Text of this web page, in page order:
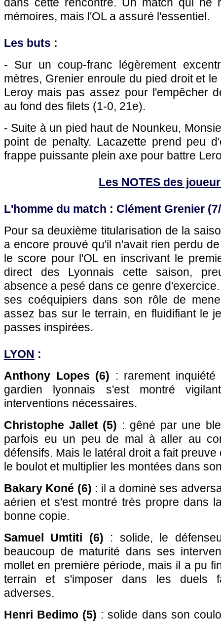
mémoires, mais l'OL a assuré l'essentiel.
Les buts :
- Sur un coup-franc légèrement
mètres, Grenier enroule du pied droit et
Leroy mais pas assez pour l'empêcher
au fond des filets (1-0, 21e).
- Suite à un pied haut de Nounkeu,
point de penalty. Lacazette prend peu
frappe puissante plein axe pour battre
Les NOTES des
L'homme du match : Clément Grenier
Pour sa deuxième titularisation de la
a encore prouvé qu'il n'avait rien perdu
le score pour l'OL en inscrivant le
direct des Lyonnais cette saison,
absence a pesé dans ce genre
ses coéquipiers dans son rôle de
assez bas sur le terrain, en fluidifiant le
passes inspirées.
LYON :
Anthony Lopes (6) : rarement
gardien lyonnais s'est montré
interventions nécessaires.
Christophe Jallet (5) : gêné par une
parfois eu un peu de mal à aller au
défensifs. Mais le latéral droit a fait
le boulot et multiplier les montées dans
Bakary Koné (6) : il a dominé ses
aérien et s'est montré très propre dans
bonne copie.
Samuel Umtiti (6) : solide, le
beaucoup de maturité dans ses
mollet en première période, mais il a pu
terrain et s'imposer dans les duels
adverses.
Henri Bedimo (5) : solide dans son